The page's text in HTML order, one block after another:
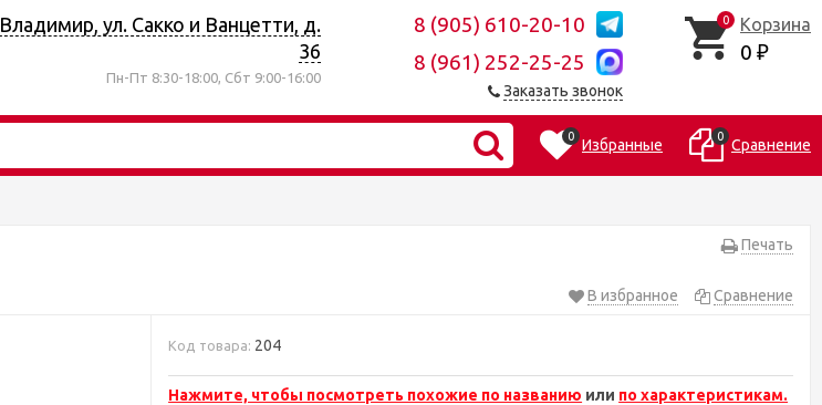
Владимир, ул. Сакко и Ванцетти, д.
36
Пн-Пт 8:30-18:00, Сбт 9:00-16:00
8 (905) 610-20-10
8 (961) 252-25-25
Заказать звонок
0 Корзина
0 ₽
0 Избранные 0 Сравнение
Печать
В избранное Сравнение
Код товара: 204
Нажмите, чтобы посмотреть похожие по названию или по характеристикам.